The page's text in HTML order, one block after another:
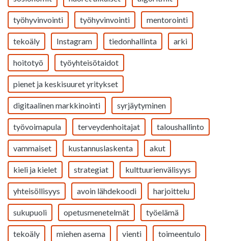
työhyvinvointi työhyvinvointi mentorointi
tekoäly Instagram tiedonhallinta arki
hoitotyö työyhteisötaidot
pienet ja keskisuuret yritykset
digitaalinen markkinointi syrjäytyminen
työvoimapula terveydenhoitajat taloushallinto
vammaiset kustannuslaskenta akut
kieli ja kielet strategiat kulttuurienvälisyys
yhteisöllisyys avoin lähdekoodi harjoittelu
sukupuoli opetusmenetelmät työelämä
tekoäly miehen asema vienti toimeentulo